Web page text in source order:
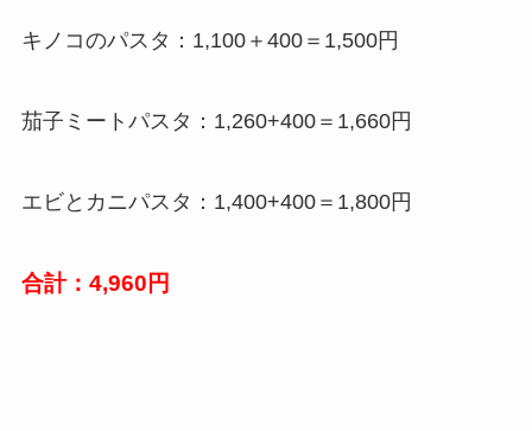
キノコのパスタ：1,100＋400＝1,500円
茄子ミートパスタ：1,260+400＝1,660円
エビとカニパスタ：1,400+400＝1,800円
合計：4,960円